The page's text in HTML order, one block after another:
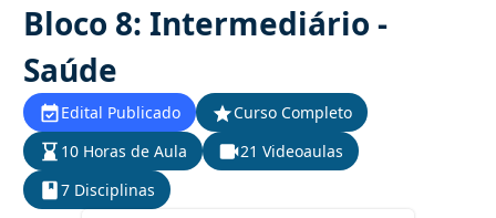
Bloco 8: Intermediário -
Saúde
Edital Publicado
Curso Completo
10 Horas de Aula
21 Videoaulas
7 Disciplinas